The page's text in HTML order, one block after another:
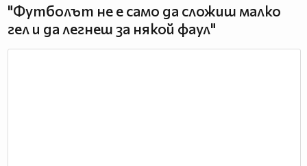
"Футболът не е само да сложиш малко
гел и да легнеш за някой фаул"